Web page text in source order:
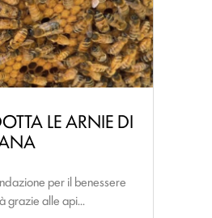
LE ARNIE DI
per il benessere
grazie alle api...